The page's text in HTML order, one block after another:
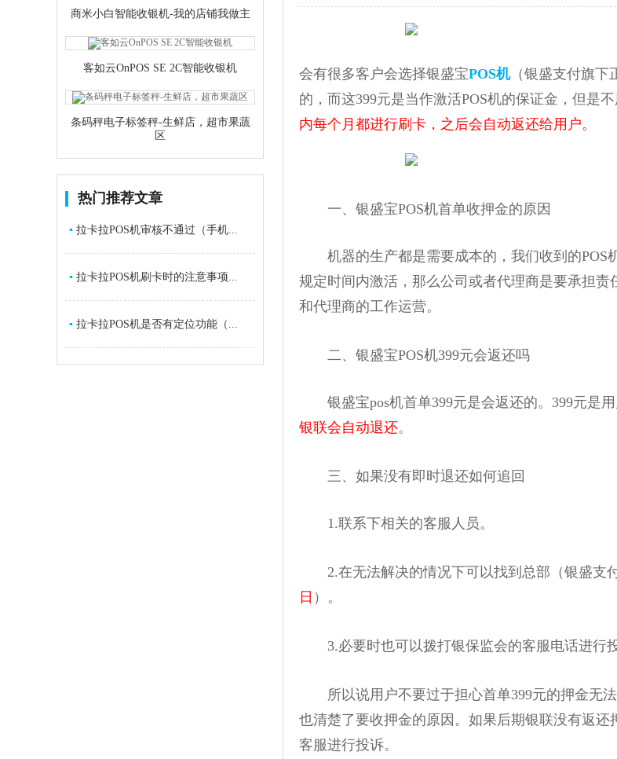
商米小白智能收银机-我的店铺我做主
客如云OnPOS SE 2C智能收银机
条码秤电子标签秤-生鲜店，超市果蔬
区
热门推荐文章
▪ 拉卡拉POS机审核不通过（手机...
▪ 拉卡拉POS机刷卡时的注意事项...
▪ 拉卡拉POS机是否有定位功能（...
会有很多客户会选择银盛宝POS机（银盛支付旗下
的，而这399元是当作激活POS机的保证金，但是不
内每个月都进行刷卡，之后会自动返还给用户。
一、银盛宝POS机首单收押金的原因
机器的生产都是需要成本的，我们收到的POS
规定时间内激活，那么公司或者代理商是要承担责
和代理商的工作运营。
二、银盛宝POS机399元会返还吗
银盛宝pos机首单399元是会返还的。399元是用
银联会自动退还。
三、如果没有即时退还如何追回
1.联系下相关的客服人员。
2.在无法解决的情况下可以找到总部（银盛支
日 ）。
3.必要时也可以拨打银保监会的客服电话进行投
所以说用户不要过于担心首单399元的押金无法
也清楚了要收押金的原因。如果后期银联没有返
客服进行投诉。